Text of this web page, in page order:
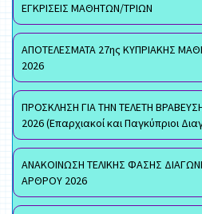
ΕΓΚΡΙΣΕΙΣ ΜΑΘΗΤΩΝ/ΤΡΙΩΝ
ΑΠΟΤΕΛΕΣΜΑΤΑ 27ης ΚΥΠΡΙΑΚΗΣ
2026
ΠΡΟΣΚΛΗΣΗ ΓΙΑ ΤΗΝ ΤΕΛΕΤΗ
2026 (Επαρχιακοί και Παγκύπριοι
ΑΝΑΚΟΙΝΩΣΗ ΤΕΛΙΚΗΣ ΦΑΣΗΣ
ΑΡΘΡΟΥ 2026